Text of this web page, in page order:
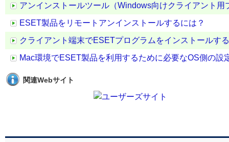
アンインストールツール（Windows向けクライアント
ESET製品をリモートアンインストールするには？
クライアント端末でESETプログラムをインストールす
Mac環境でESET製品を利用するために必要なOS側の設
関連Webサイト